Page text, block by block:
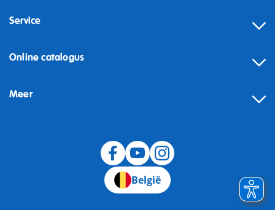
Service
Online catalogus
Meer
België